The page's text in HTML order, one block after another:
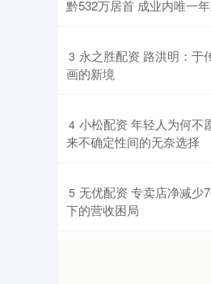
黔532万居首 成业内唯一
3 永之胜配资 路洪明：于
画的新境
4 小松配资 年轻人为何不
来不确定性间的无奈选择
5 无优配资 专卖店净减少
下的营收困局